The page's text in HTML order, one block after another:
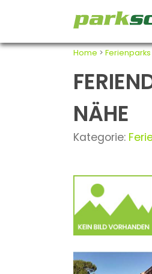
Home > Ferienparks
NÄHE
Kategorie: